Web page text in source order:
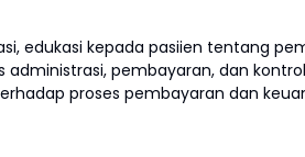
edukasi kepada pasiien tentang
administrasi, pembayaran, dan
proses pembayaran dan